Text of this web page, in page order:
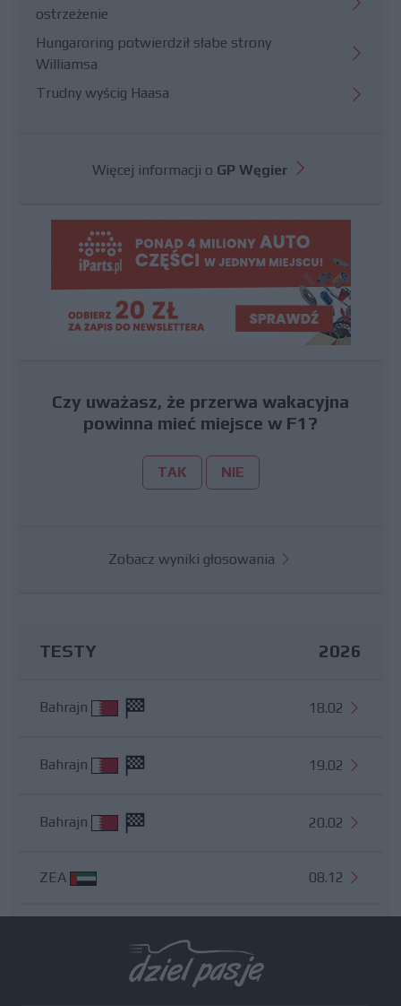
ostrzeżenie
Hungaroring potwierdził słabe strony
Williamsa
Trudny wyścig Haasa
Więcej informacji o GP Węgier
Czy uważasz, że przerwa wakacyjna
powinna mieć miejsce w F1?
TAK NIE
Zobacz wyniki głosowania
TESTY 2026
Bahrajn 18.02
Bahrajn 19.02
Bahrajn 20.02
ZEA 08.12